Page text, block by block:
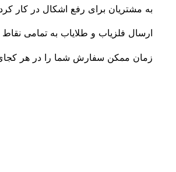
به مشتریان برای رفع اشکال در کار
ارسال فلزیاب و طلایاب به تمامی
زمان ممکن سفارش شما را در هر کجای